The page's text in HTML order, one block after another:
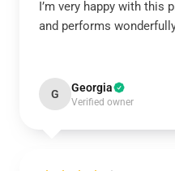
I’m very happy with this
and performs
G Georgia
Verified owner